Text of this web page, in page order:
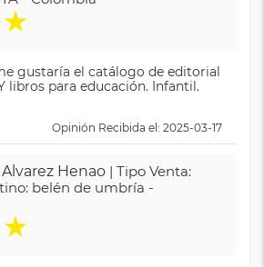
★
gustaría el catálogo de editorial
libros para educación. Infantil.
Opinión Recibida el: 2025-03-17
Henao | Tipo Venta:
belén de umbría -
★